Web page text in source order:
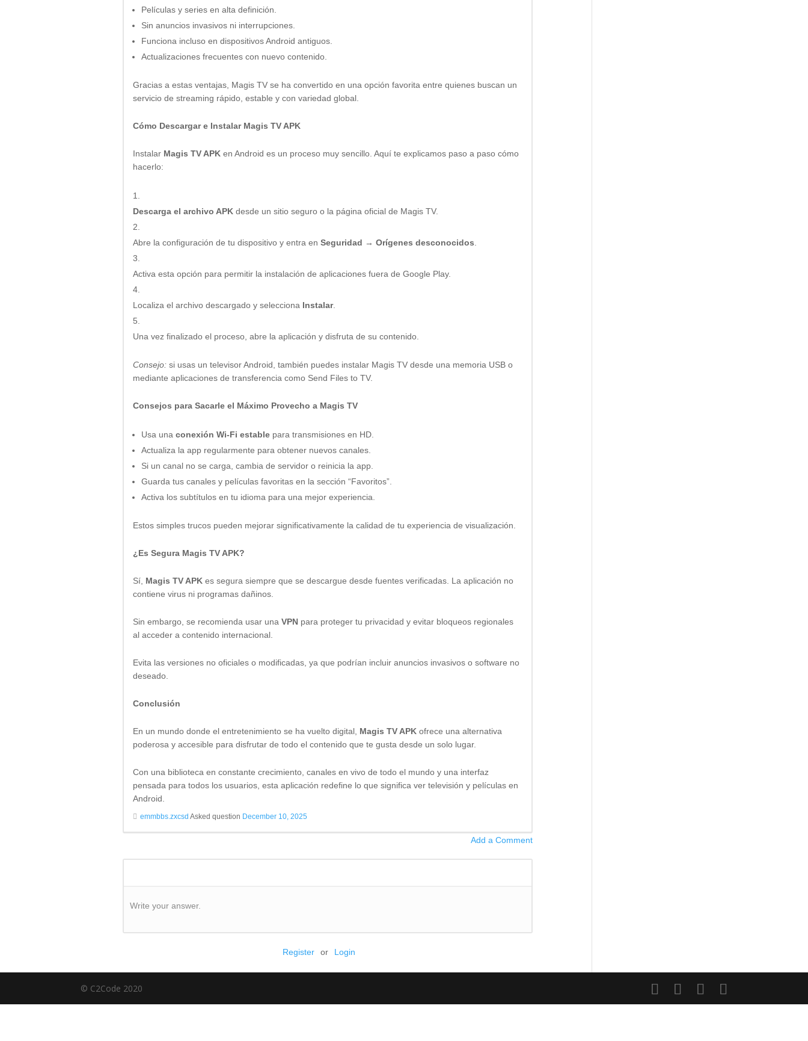
Películas y series en alta definición.
Sin anuncios invasivos ni interrupciones.
Funciona incluso en dispositivos Android antiguos.
Actualizaciones frecuentes con nuevo contenido.
Gracias a estas ventajas, Magis TV se ha convertido en una opción favorita entre quienes buscan un
servicio de streaming rápido, estable y con variedad global.
Cómo Descargar e Instalar Magis TV APK
Instalar Magis TV APK en Android es un proceso muy sencillo. Aquí te explicamos paso a paso cómo
hacerlo:
Descarga el archivo APK desde un sitio seguro o la página oficial de Magis TV.
Abre la configuración de tu dispositivo y entra enSeguridad → Orígenes desconocidos.
Activa esta opción para permitir la instalación de aplicaciones fuera de Google Play.
Localiza el archivo descargado y selecciona Instalar.
Una vez finalizado el proceso, abre la aplicación y disfruta de su contenido.
Consejo: si usas un televisor Android, también puedes instalar Magis TV desde una memoria USB o
mediante aplicaciones de transferencia como Send Files to TV.
Consejos para Sacarle el Máximo Provecho a Magis TV
Usa unaconexión Wi-Fi estable para transmisiones en HD.
Actualiza la app regularmente para obtener nuevos canales.
Si un canal no se carga, cambia de servidor o reinicia la app.
Guarda tus canales y películas favoritas en la sección “Favoritos”.
Activa los subtítulos en tu idioma para una mejor experiencia.
Estos simples trucos pueden mejorar significativamente la calidad de tu experiencia de visualización.
¿Es Segura Magis TV APK?
Sí, Magis TV APK es segura siempre que se descargue desde fuentes verificadas. La aplicación no
contiene virus ni programas dañinos.
Sin embargo, se recomienda usar unaVPN para proteger tu privacidad y evitar bloqueos regionales
al acceder a contenido internacional.
Evita las versiones no oficiales o modificadas, ya que podrían incluir anuncios invasivos o software no
deseado.
Conclusión
En un mundo donde el entretenimiento se ha vuelto digital, Magis TV APK ofrece una alternativa
poderosa y accesible para disfrutar de todo el contenido que te gusta desde un solo lugar.
Con una biblioteca en constante crecimiento, canales en vivo de todo el mundo y una interfaz
pensada para todos los usuarios, esta aplicación redefine lo que significa ver televisión y películas en
Android.
emmbbs.zxcsd Asked question December 10, 2025
Add a Comment
Write your answer.
Register or Login
© C2Code 2020